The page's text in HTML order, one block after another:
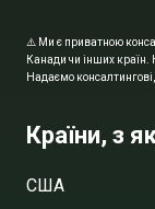
⚠️ Ми є приватною
Канади чи інших
Надаємо
Країни, з
США